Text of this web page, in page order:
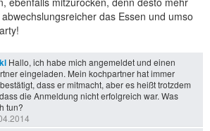
das Essen und umso
Hallo, ich habe mich angemeldet und einen
eingeladen. Mein kochpartner hat immer
dass er mitmacht, aber es heißt trotzdem
die Anmeldung nicht erfolgreich war. Was
tun?